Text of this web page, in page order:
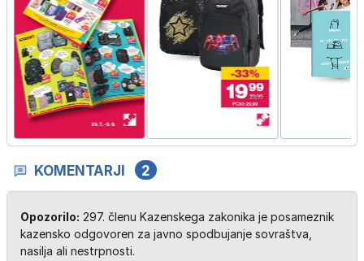
KOMENTARJI 2
Opozorilo: 297. členu Kazenskega zakonika je posameznik
kazensko odgovoren za javno spodbujanje sovraštva,
nasilja ali nestrpnosti.